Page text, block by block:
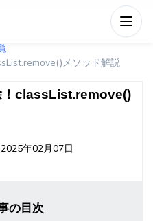
メソッド解説
classList.remove()
2025年02月07日
の目次